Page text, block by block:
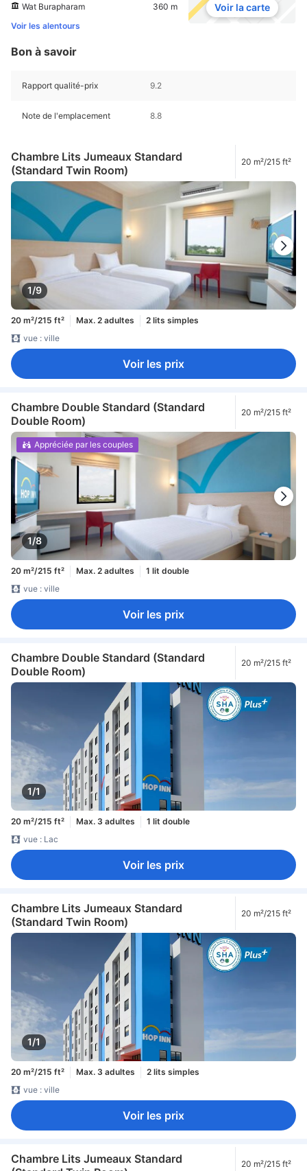
Wat Burapharam
360 m
Voir les alentours
Voir la carte
Bon à savoir
Rapport qualité-prix 9.2
Note de l'emplacement 8.8
Chambre Lits Jumeaux Standard
(Standard Twin Room)
20 m²/215 ft²
1/9
20 m²/215 ft² Max. 2 adultes
2 lits simples
vue : ville
Voir les prix
Chambre Double Standard (Standard
Double Room)
20 m²/215 ft²
1/8
Appréciée par les couples
20 m²/215 ft² Max. 2 adultes
1 lit double
vue : ville
Voir les prix
Chambre Double Standard (Standard
Double Room)
20 m²/215 ft²
1/1
20 m²/215 ft² Max. 3 adultes
1 lit double
vue : Lac
Voir les prix
Chambre Lits Jumeaux Standard
(Standard Twin Room)
20 m²/215 ft²
1/1
20 m²/215 ft² Max. 3 adultes
2 lits simples
vue : ville
Voir les prix
Chambre Lits Jumeaux Standard
20 m²/215 ft²